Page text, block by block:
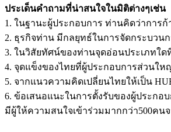
ประเด็นคำถามที่น่าสนใจในมิติต่างๆเช่น
1. ในฐานะผู้ประกอบการ ท่านคิดว่าการ
2. ธุรกิจท่าน มีกลยุทธ์ในการจัดกระบวนก
3. ในวิสัยทัศน์ของท่านจุดอ่อนประเภทใด
4. จุดแข็งของไทยที่ผู้ประกอบการส่วนใ
5. จากแนวความคิดเปลี่ยนไทยให้เป็น
6. ข้อเสนอแนะในการตั้งรับของผู้ประกอ
มีผู้ให้ความสนใจเข้าร่วมมากกว่า500คน